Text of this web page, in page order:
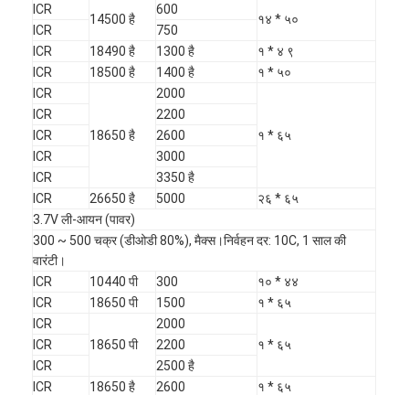
ली Mno2 बैटरी
प्राथमिक लिथियम बैटरी
हाइब्रिड कार बैटरी
ICR
14500 है
600
१४ * ५०
ICR
750
ICR
18490 है 1300 है
१ * ४ ९
ICR
18500 है 1400 है
१ * ५०
ICR
18650 है
2000
१ * ६५
ICR
2200
ICR
2600
ICR
3000
ICR
3350 है
ICR
26650 है 5000
२६ * ६५
3.7V ली-आयन (पावर)
300 ~ 500 चक्र (डीओडी 80%), मैक्स।निर्वहन दर: 10C, 1 साल की
वारंटी।
ICR
10440 पी 300
१० * ४४
ICR
18650 पी 1500
१ * ६५
ICR
18650 पी
2000
१ * ६५
ICR
2200
ICR
2500 है
ICR
18650 है 2600 १ * ६५